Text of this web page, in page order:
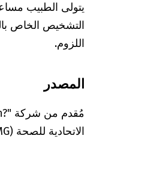
يتولى الطبيب
اللزوم.
المصدر
الاتحادية للصحة (BMG).